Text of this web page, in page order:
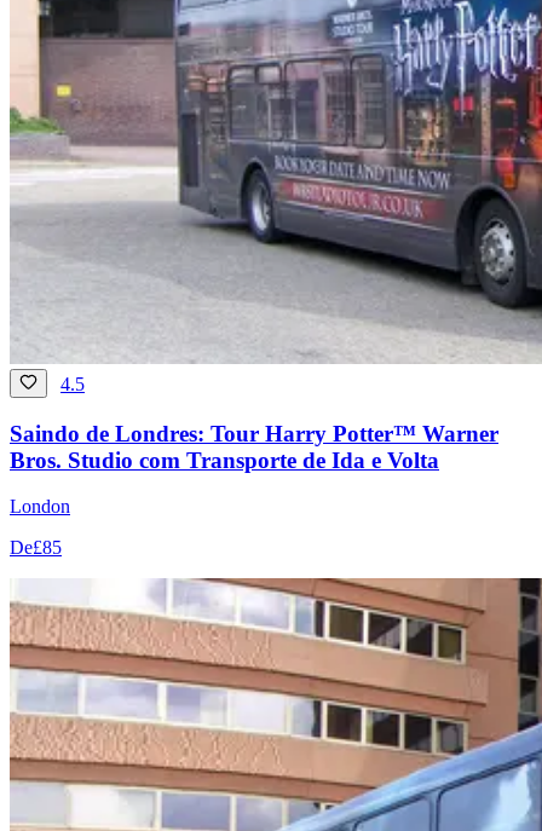
4.5
Saindo de Londres: Tour Harry Potter™ Warner
Bros. Studio com Transporte de Ida e Volta
London
De£85